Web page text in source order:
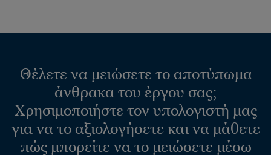
Θέλετε να μειώσετε το αποτύπωμα
άνθρακα του έργου σας;
Χρησιμοποιήστε τον υπολογιστή μας
για να το αξιολογήσετε και να μάθετε
πώς μπορείτε να το μειώσετε μέσω